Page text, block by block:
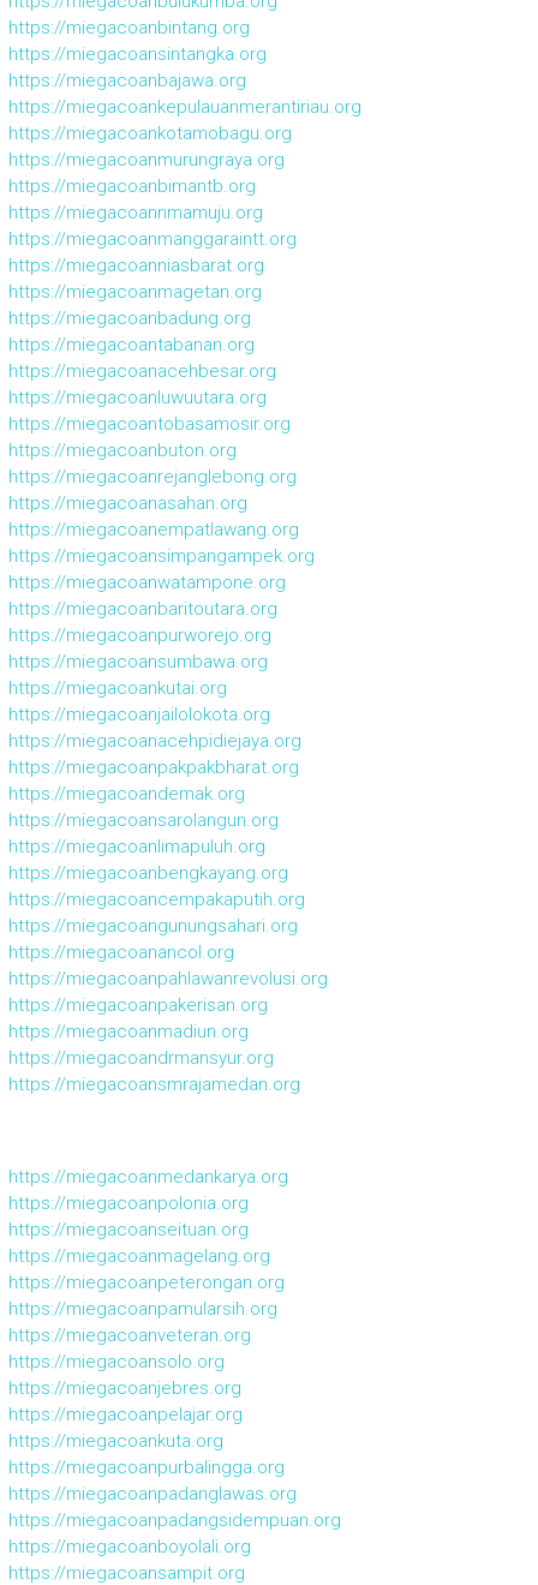
https://miegacoanbintang.org
https://miegacoansintangka.org
https://miegacoanbajawa.org
https://miegacoankepulauanmerantiriau.org
https://miegacoankotamobagu.org
https://miegacoanmurungraya.org
https://miegacoanbimantb.org
https://miegacoannmamuju.org
https://miegacoanmanggaraintt.org
https://miegacoanniasbarat.org
https://miegacoanmagetan.org
https://miegacoanbadung.org
https://miegacoantabanan.org
https://miegacoanacehbesar.org
https://miegacoanluwuutara.org
https://miegacoantobasamosir.org
https://miegacoanbuton.org
https://miegacoanrejanglebong.org
https://miegacoanasahan.org
https://miegacoanempatlawang.org
https://miegacoansimpangampek.org
https://miegacoanwatampone.org
https://miegacoanbaritoutara.org
https://miegacoanpurworejo.org
https://miegacoansumbawa.org
https://miegacoankutai.org
https://miegacoanjailolokota.org
https://miegacoanacehpidiejaya.org
https://miegacoanpakpakbharat.org
https://miegacoandemak.org
https://miegacoansarolangun.org
https://miegacoanlimapuluh.org
https://miegacoanbengkayang.org
https://miegacoancempakaputih.org
https://miegacoangunungsahari.org
https://miegacoanancol.org
https://miegacoanpahlawanrevolusi.org
https://miegacoanpakerisan.org
https://miegacoanmadiun.org
https://miegacoandrmansyur.org
https://miegacoansmrajamedan.org
https://miegacoanmedankarya.org
https://miegacoanpolonia.org
https://miegacoanseituan.org
https://miegacoanmagelang.org
https://miegacoanpeterongan.org
https://miegacoanpamularsih.org
https://miegacoanveteran.org
https://miegacoansolo.org
https://miegacoanjebres.org
https://miegacoanpelajar.org
https://miegacoankuta.org
https://miegacoanpurbalingga.org
https://miegacoanpadanglawas.org
https://miegacoanpadangsidempuan.org
https://miegacoanboyolali.org
https://miegacoansampit.org